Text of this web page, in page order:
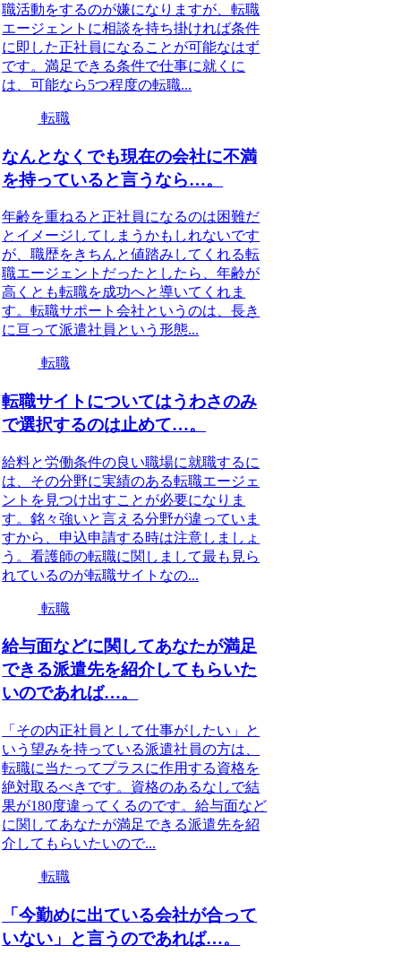
職活動をするのが嫌になりますが、転職
エージェントに相談を持ち掛ければ条件
に即した正社員になることが可能なはず
です。満足できる条件で仕事に就くに
は、可能なら5つ程度の転職...
転職
なんとなくでも現在の会社に不満
を持っていると言うなら…。
年齢を重ねると正社員になるのは困難だ
とイメージしてしまうかもしれないです
が、職歴をきちんと値踏みしてくれる転
職エージェントだったとしたら、年齢が
高くとも転職を成功へと導いてくれま
す。転職サポート会社というのは、長き
に亘って派遣社員という形態...
転職
転職サイトについてはうわさのみ
で選択するのは止めて…。
給料と労働条件の良い職場に就職するに
は、その分野に実績のある転職エージェ
ントを見つけ出すことが必要になりま
す。銘々強いと言える分野が違っていま
すから、申込申請する時は注意しましょ
う。看護師の転職に関しまして最も見ら
れているのが転職サイトなの...
転職
給与面などに関してあなたが満足
できる派遣先を紹介してもらいた
いのであれば…。
「その内正社員として仕事がしたい」と
いう望みを持っている派遣社員の方は、
転職に当たってプラスに作用する資格を
絶対取るべきです。資格のあるなしで結
果が180度違ってくるのです。給与面など
に関してあなたが満足できる派遣先を紹
介してもらいたいので...
転職
「今勤めに出ている会社が合って
いない」と言うのであれば…。